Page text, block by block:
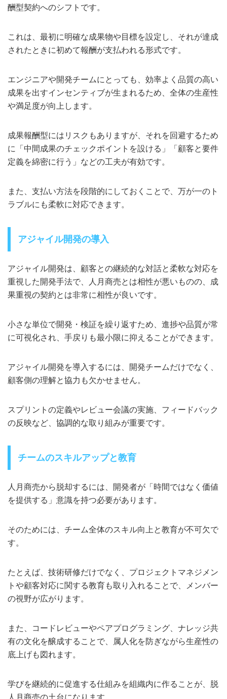
酬型契約へのシフトです。
これは、最初に明確な成果物や目標を設定し、それが達成
されたときに初めて報酬が支払われる形式です。
エンジニアや開発チームにとっても、効率よく品質の高い
成果を出すインセンティブが生まれるため、全体の生産性
や満足度が向上します。
成果報酬型にはリスクもありますが、それを回避するため
に「中間成果のチェックポイントを設ける」「顧客と要件
定義を綿密に行う」などの工夫が有効です。
また、支払い方法を段階的にしておくことで、万が一のト
ラブルにも柔軟に対応できます。
アジャイル開発の導入
アジャイル開発は、顧客との継続的な対話と柔軟な対応を
重視した開発手法で、人月商売とは相性が悪いものの、成
果重視の契約とは非常に相性が良いです。
小さな単位で開発・検証を繰り返すため、進捗や品質が常
に可視化され、手戻りも最小限に抑えることができます。
アジャイル開発を導入するには、開発チームだけでなく、
顧客側の理解と協力も欠かせません。
スプリントの定義やレビュー会議の実施、フィードバック
の反映など、協調的な取り組みが重要です。
チームのスキルアップと教育
人月商売から脱却するには、開発者が「時間ではなく価値
を提供する」意識を持つ必要があります。
そのためには、チーム全体のスキル向上と教育が不可欠で
す。
たとえば、技術研修だけでなく、プロジェクトマネジメン
トや顧客対応に関する教育も取り入れることで、メンバー
の視野が広がります。
また、コードレビューやペアプログラミング、ナレッジ共
有の文化を醸成することで、属人化を防ぎながら生産性の
底上げも図れます。
学びを継続的に促進する仕組みを組織内に作ることが、脱